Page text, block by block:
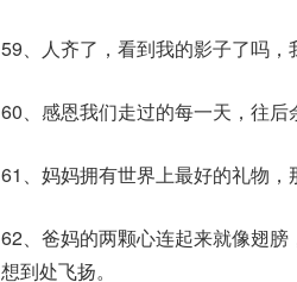
59、人齐了，看到我的影子了吗，
60、感恩我们走过的每一天，往后
61、妈妈拥有世界上最好的礼物，
62、爸妈的两颗心连起来就像翅
想到处飞扬。